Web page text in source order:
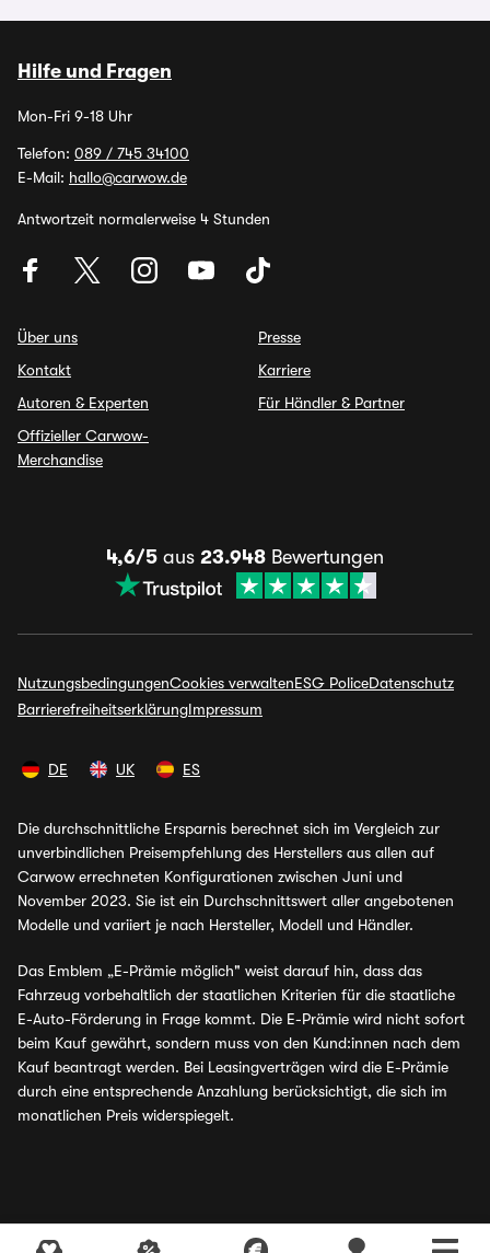
Hilfe und Fragen
Mon-Fri 9-18 Uhr
Telefon: 089 / 745 34100
E-Mail: hallo@carwow.de
Antwortzeit normalerweise 4 Stunden
Über uns
Kontakt
Autoren & Experten
Offizieller Carwow-
Merchandise
Presse
Karriere
Für Händler & Partner
4,6/5 aus 23.948 Bewertungen
NutzungsbedingungenCookies verwaltenESG PoliceDatenschutz
BarrierefreiheitserklärungImpressum
DE UK ES
Die durchschnittliche Ersparnis berechnet sich im Vergleich zur
unverbindlichen Preisempfehlung des Herstellers aus allen auf
Carwow errechneten Konfigurationen zwischen Juni und
November 2023. Sie ist ein Durchschnittswert aller angebotenen
Modelle und variiert je nach Hersteller, Modell und Händler.
Das Emblem „E-Prämie möglich" weist darauf hin, dass das
Fahrzeug vorbehaltlich der staatlichen Kriterien für die staatliche
E-Auto-Förderung in Frage kommt. Die E-Prämie wird nicht sofort
beim Kauf gewährt, sondern muss von den Kund:innen nach dem
Kauf beantragt werden. Bei Leasingverträgen wird die E-Prämie
durch eine entsprechende Anzahlung berücksichtigt, die sich im
monatlichen Preis widerspiegelt.